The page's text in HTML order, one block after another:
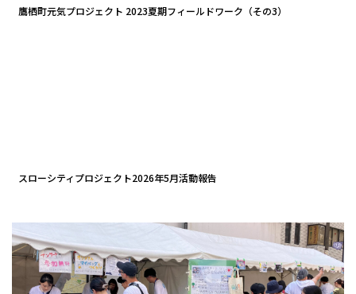
鷹栖町元気プロジェクト 2023夏期フィールドワーク（その3）
スローシティプロジェクト2026年5月活動報告